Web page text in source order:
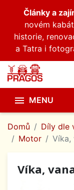
Články a
novém
historie,
a Tatra i
 MENU
Domů Díly dle
Motor
Víka,
Víka,